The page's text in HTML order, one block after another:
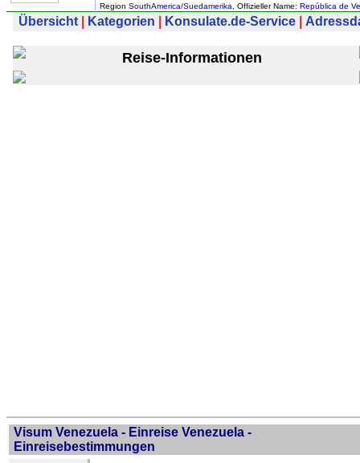
Region SouthAmerica/Suedamerika , Offizieller Name: República de
Übersicht Kategorien Konsulate.de-Service
Reise-Informationen
Visum Venezuela - Einreise Venezuela -
Einreisebestimmungen